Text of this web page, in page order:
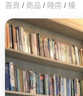
首頁 / 商品 / 睡房 / 檯